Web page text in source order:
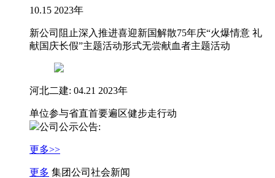
10.15 2023年
新公司阻止深入推进喜迎新国解散75年庆“火爆情意 礼
献国庆长假”主题活动形式无尝献血者主题活动
河北二建: 04.21 2023年
单位参与省直首要遍区健步走行动
公司公示公告:
更多>>
更多 集团公司社会新闻